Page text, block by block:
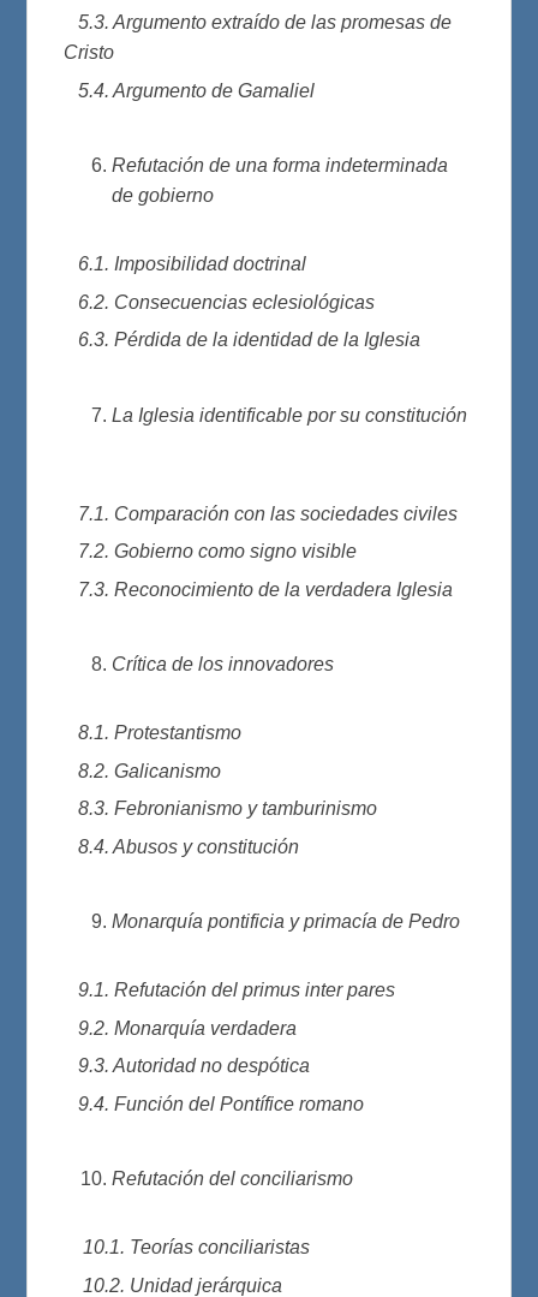
5.3. Argumento extraído de las promesas de
Cristo
5.4. Argumento de Gamaliel
Refutación de una forma indeterminada
de gobierno
6.1. Imposibilidad doctrinal
6.2. Consecuencias eclesiológicas
6.3. Pérdida de la identidad de la Iglesia
La Iglesia identificable por su constitución
7.1. Comparación con las sociedades civiles
7.2. Gobierno como signo visible
7.3. Reconocimiento de la verdadera Iglesia
Crítica de los innovadores
8.1. Protestantismo
8.2. Galicanismo
8.3. Febronianismo y tamburinismo
8.4. Abusos y constitución
Monarquía pontificia y primacía de Pedro
9.1. Refutación del primus inter pares
9.2. Monarquía verdadera
9.3. Autoridad no despótica
9.4. Función del Pontífice romano
Refutación del conciliarismo
10.1. Teorías conciliaristas
10.2. Unidad jerárquica